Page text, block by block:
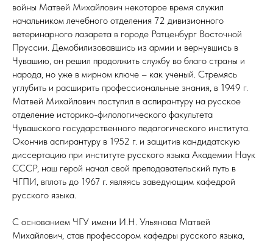
войны Матвей Михайлович некоторое время служил
начальником лечебного отделения 72 дивизионного
ветеринарного лазарета в городе Ратценбург Восточной
Пруссии. Демобилизовавшись из армии и вернувшись в
Чувашию, он решил продолжить службу во благо страны и
народа, но уже в мирном ключе – как ученый. Стремясь
углубить и расширить профессиональные знания, в 1949 г.
Матвей Михайлович поступил в аспирантуру на русское
отделение историко-филологического факультета
Чувашского государственного педагогического института.
Окончив аспирантуру в 1952 г. и защитив кандидатскую
диссертацию при институте русского языка Академии Наук
СССР, наш герой начал свой преподавательский путь в
ЧГПИ, вплоть до 1967 г. являясь заведующим кафедрой
русского языка.
С основанием ЧГУ имени И.Н. Ульянова Матвей
Михайлович, став профессором кафедры русского языка,